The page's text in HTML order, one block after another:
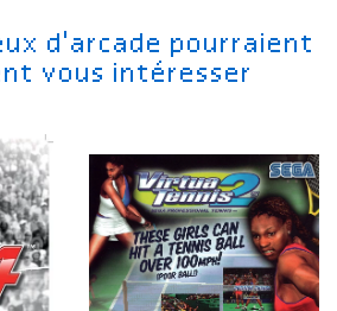
d'arcade pourraient
vous intéresser